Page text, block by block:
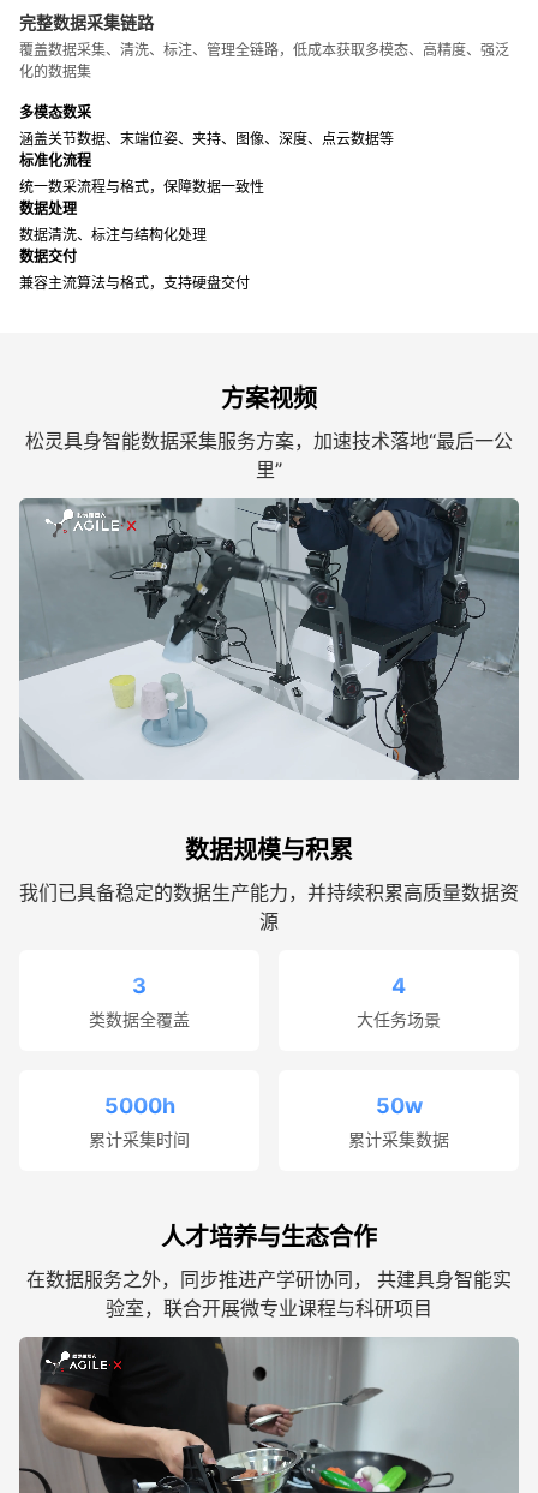
完整数据采集链路
覆盖数据采集、清洗、标注、管理全链路，低成本获取多模态、高精度、强泛
化的数据集
多模态数采
涵盖关节数据、末端位姿、夹持、图像、深度、点云数据等
标准化流程
统一数采流程与格式，保障数据一致性
数据处理
数据清洗、标注与结构化处理
数据交付
兼容主流算法与格式，支持硬盘交付
方案视频
松灵具身智能数据采集服务方案，加速技术落地“最后一公
里”
数据规模与积累
我们已具备稳定的数据生产能力，并持续积累高质量数据资
源
3
类数据全覆盖
4
大任务场景
5000h
累计采集时间
50w
累计采集数据
人才培养与生态合作
在数据服务之外，同步推进产学研协同， 共建具身智能实
验室，联合开展微专业课程与科研项目